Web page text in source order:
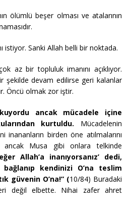
ölümlü beşer olması ve atalarının
istiyor. Sanki Allah belli bir noktada.
az bir topluluk imanını açıklıyor.
şekilde devam edilirse geri kalanlar
Öncü olmak zor iştir.
ancak mücadele içine
kurtuldu. Mücadelenin
inananların birden öne atılmalarını
ancak Musa gibi onlara telkinde
Allah’a inanıyorsanız’ dedi,
kendinizi O’na teslim
güvenin O’na!” (10/84) Buradaki
değil elbette. Nihai zafer ahret